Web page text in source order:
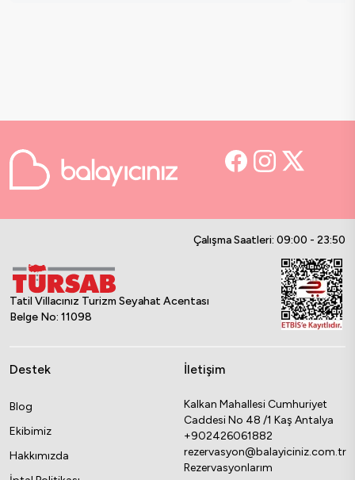
Çalışma Saatleri: 09:00 - 23:50
Tatil Villacınız Turizm Seyahat Acentası
Belge No: 11098
Destek
Blog
Ekibimiz
Hakkımızda
İletişim
Kalkan Mahallesi Cumhuriyet
Caddesi No 48 /1 Kaş Antalya
+902426061882
rezervasyon@balayiciniz.com.tr
Rezervasyonlarım